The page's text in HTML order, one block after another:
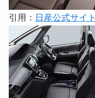
引用： 日産公式サイト